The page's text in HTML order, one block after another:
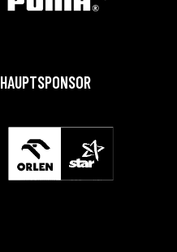
HAUPTSPONSOR